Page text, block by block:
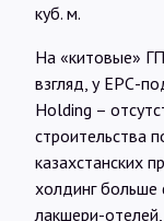
куб. м.
На «китовые»
взгляд, у ЕРС-
Holding –
строительства
казахстанских
холдинг больше
лакшери-